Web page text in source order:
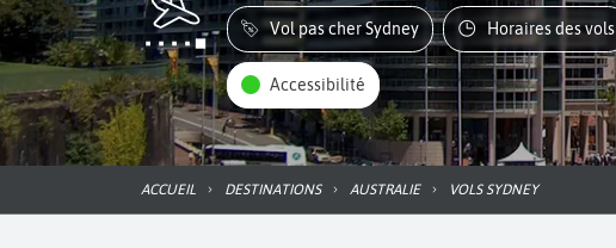
Vol pas cher Sydney Horaires des vols
Accessibilité
ACCUEIL DESTINATIONS AUSTRALIE VOLS SYDNEY